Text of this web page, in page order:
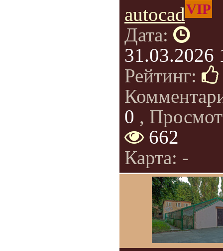
autocadVIP
Дата:
31.03.2026
Рейтинг:
0 ,
662
Карта: -